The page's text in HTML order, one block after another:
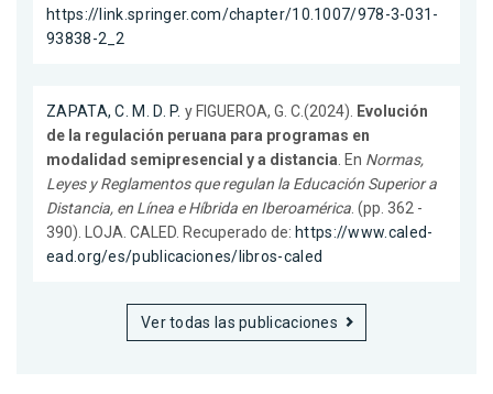
https://link.springer.com/chapter/10.1007/978-3-031-
93838-2_2
ZAPATA, C. M. D. P. y FIGUEROA, G. C.(2024).
Evolución
de la regulación peruana para programas en
modalidad semipresencial y a distancia . En Normas,
Leyes y Reglamentos que regulan la Educación Superior a
Distancia, en Línea e Híbrida en Iberoamérica . (pp. 362 -
390). LOJA. CALED. Recuperado de: https://www.caled-
ead.org/es/publicaciones/libros-caled
Ver todas las publicaciones